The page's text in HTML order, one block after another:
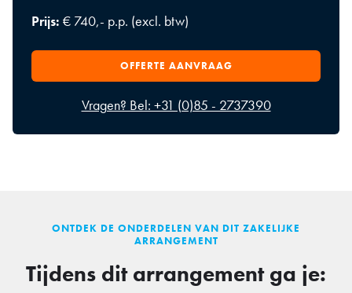
Prijs: € 740,- p.p. (excl. btw)
OFFERTE AANVRAAG
Vragen? Bel: +31 (0)85 - 2737390
ONTDEK DE ONDERDELEN VAN DIT ZAKELIJKE
ARRANGEMENT
Tijdens dit arrangement ga je: